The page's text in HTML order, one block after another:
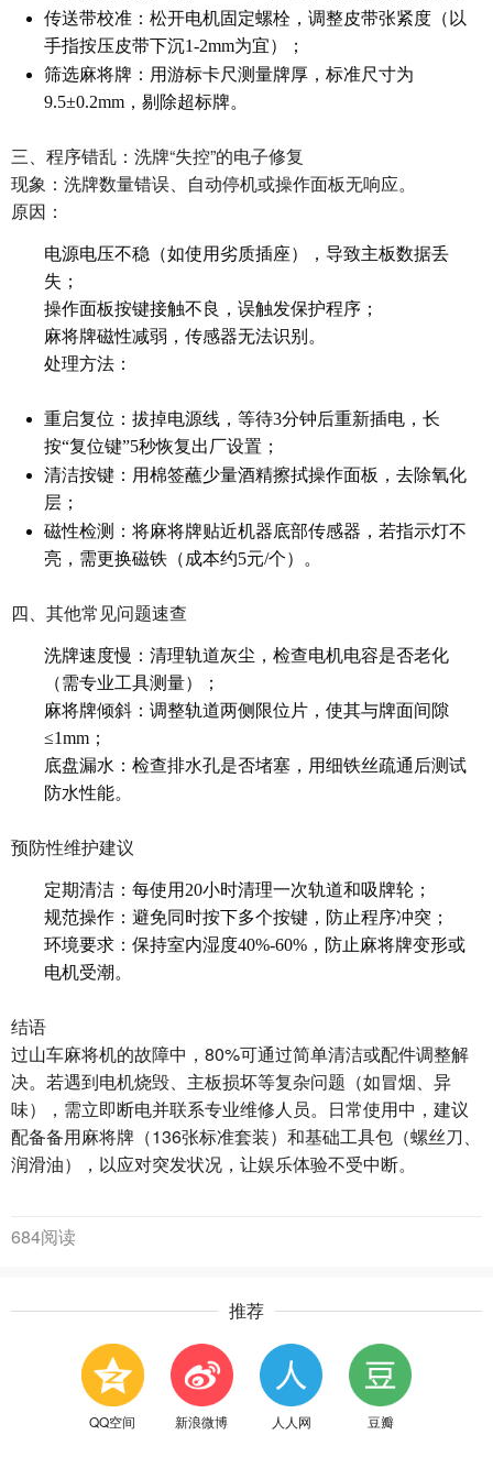
传送带校准：松开电机固定螺栓，调整皮带张紧度（以
手指按压皮带下沉1-2mm为宜）；
筛选麻将牌：用游标卡尺测量牌厚，标准尺寸为
9.5±0.2mm，剔除超标牌。
三、程序错乱：洗牌“失控”的电子修复
现象：洗牌数量错误、自动停机或操作面板无响应。
原因：
电源电压不稳（如使用劣质插座），导致主板数据丢
失；
操作面板按键接触不良，误触发保护程序；
麻将牌磁性减弱，传感器无法识别。
处理方法：
重启复位：拔掉电源线，等待3分钟后重新插电，长
按“复位键”5秒恢复出厂设置；
清洁按键：用棉签蘸少量酒精擦拭操作面板，去除氧化
层；
磁性检测：将麻将牌贴近机器底部传感器，若指示灯不
亮，需更换磁铁（成本约5元/个）。
四、其他常见问题速查
洗牌速度慢：清理轨道灰尘，检查电机电容是否老化
（需专业工具测量）；
麻将牌倾斜：调整轨道两侧限位片，使其与牌面间隙
≤1mm；
底盘漏水：检查排水孔是否堵塞，用细铁丝疏通后测试
防水性能。
预防性维护建议
定期清洁：每使用20小时清理一次轨道和吸牌轮；
规范操作：避免同时按下多个按键，防止程序冲突；
环境要求：保持室内湿度40%-60%，防止麻将牌变形或
电机受潮。
结语
过山车麻将机的故障中，80%可通过简单清洁或配件调整解
决。若遇到电机烧毁、主板损坏等复杂问题（如冒烟、异
味），需立即断电并联系专业维修人员。日常使用中，建议
配备备用麻将牌（136张标准套装）和基础工具包（螺丝刀、
润滑油），以应对突发状况，让娱乐体验不受中断。
684阅读
推荐
QQ空间 新浪微博 人人网 豆瓣